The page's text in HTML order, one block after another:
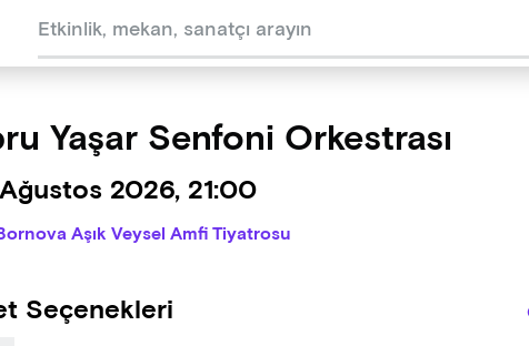
Yaşar Senfoni Orkestrası
2026, 21:00
Aşık Veysel Amfi Tiyatrosu
Seçenekleri